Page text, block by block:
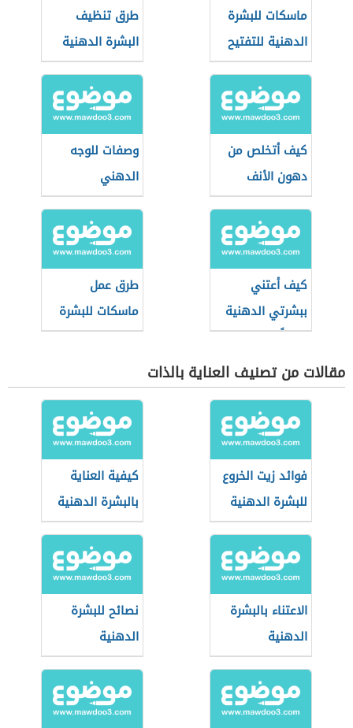
ماسكات للبشرة
الدهنية للتفتيح
طرق تنظيف
البشرة الدهنية
كيف أتخلص من
دهون الأنف
وصفات للوجه
الدهني
كيف أعتني
ببشرتي الدهنية
يومياً
طرق عمل
ماسكات للبشرة
الدهنية
مقالات من تصنيف العناية بالذات
فوائد زيت الخروع
للبشرة الدهنية
كيفية العناية
بالبشرة الدهنية
الاعتناء بالبشرة
الدهنية
نصائح للبشرة
الدهنية